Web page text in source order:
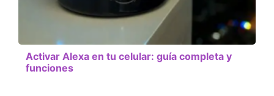
Activar Alexa en tu celular: guía completa y
funciones